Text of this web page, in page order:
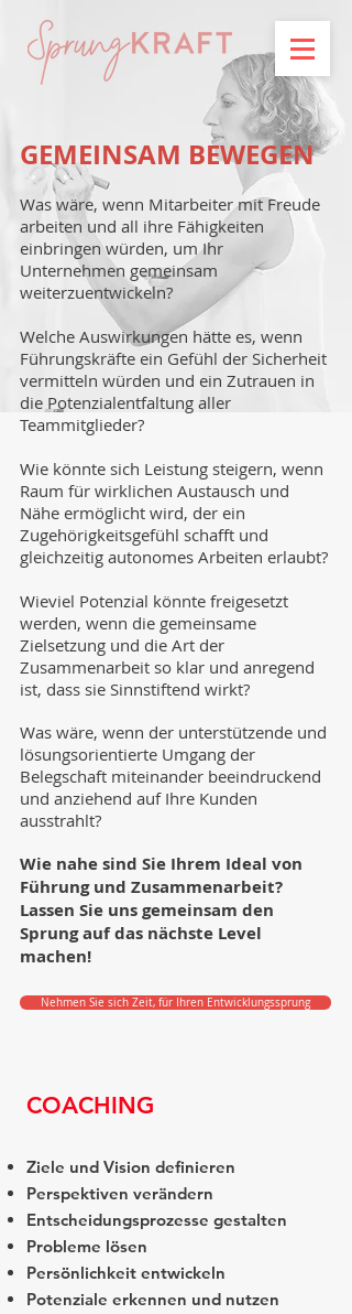
GEMEINSAM BEWEGEN
Was wäre, wenn Mitarbeiter mit Freude
arbeiten und all ihre Fähigkeiten
einbringen würden, um Ihr
Unternehmen gemeinsam
weiterzuentwickeln?
Welche Auswirkungen hätte es, wenn
Führungskräfte ein Gefühl der Sicherheit
vermitteln würden und ein Zutrauen in
die Potenzialentfaltung aller
Teammitglieder?
Wie könnte sich Leistung steigern, wenn
Raum für wirklichen Austausch und
Nähe ermöglicht wird, der ein
Zugehörigkeitsgefühl schafft und
gleichzeitig autonomes Arbeiten erlaubt?
Wieviel Potenzial könnte freigesetzt
werden, wenn die gemeinsame
Zielsetzung und die Art der
Zusammenarbeit so klar und anregend
ist, dass sie Sinnstiftend wirkt?
Was wäre, wenn der unterstützende und
lösungsorientierte Umgang der
Belegschaft miteinander beeindruckend
und anziehend auf Ihre Kunden
ausstrahlt?
Wie nahe sind Sie Ihrem Ideal von
Führung und Zusammenarbeit?
Lassen Sie uns gemeinsam den
Sprung auf das nächste Level
machen!
Nehmen Sie sich Zeit, für Ihren Entwicklungssprung
COACHING
Ziele und Vision definieren
Perspektiven verändern
Entscheidungsprozesse gestalten
Probleme lösen
Persönlichkeit entwickeln
Potenziale erkennen und nutzen